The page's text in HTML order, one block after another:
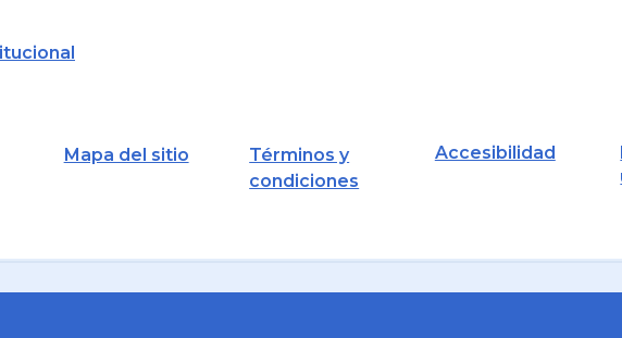
Mapa del sitio
Términos y
condiciones
Accesibilidad